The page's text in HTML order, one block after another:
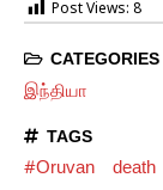
Post Views: 8
CATEGORIES
இந்தியா
TAGS
#Oruvan death